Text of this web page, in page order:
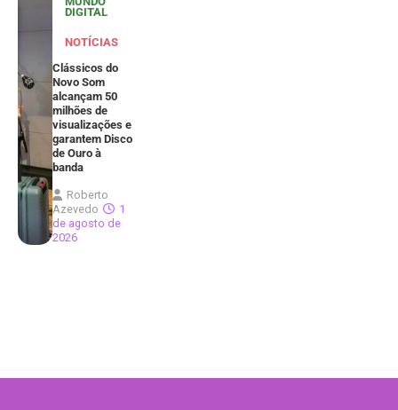
DIGITAL
NOTÍCIAS
Clássicos do
Novo Som
alcançam 50
milhões de
visualizações e
garantem Disco
de Ouro à
banda
Roberto
Azevedo
1
de agosto de
2026